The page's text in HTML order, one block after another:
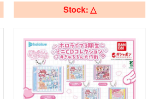
Stock: △